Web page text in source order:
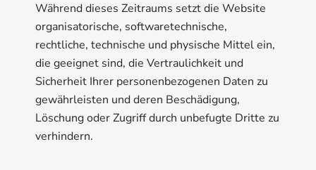
Während dieses Zeitraums setzt die Website
organisatorische, softwaretechnische,
rechtliche, technische und physische Mittel ein,
die geeignet sind, die Vertraulichkeit und
Sicherheit Ihrer personenbezogenen Daten zu
gewährleisten und deren Beschädigung,
Löschung oder Zugriff durch unbefugte Dritte zu
verhindern.